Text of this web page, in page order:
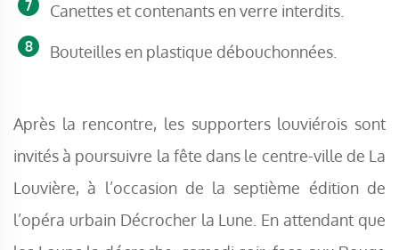
Canettes et contenants en verre interdits.
Bouteilles en plastique débouchonnées.
Après la rencontre, les supporters louviérois sont
invités à poursuivre la fête dans le centre-ville de La
Louvière, à l’occasion de la septième édition de
l’opéra urbain Décrocher la Lune. En attendant que